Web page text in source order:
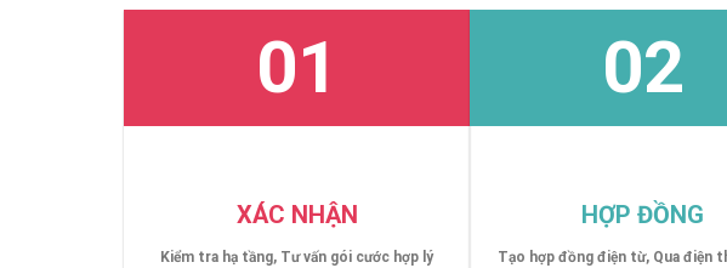
01
XÁC NHẬN
Kiểm tra hạ tầng, Tư vấn gói cước hợp lý
02
HỢP ĐỒNG
Tạo hợp đồng điện từ, Qua điện